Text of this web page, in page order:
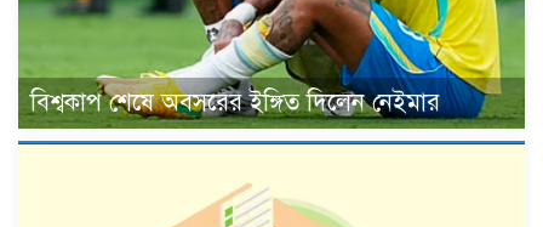
বিশ্বকাপ শেষে অবসরের ইঙ্গিত দিলেন নেইমার